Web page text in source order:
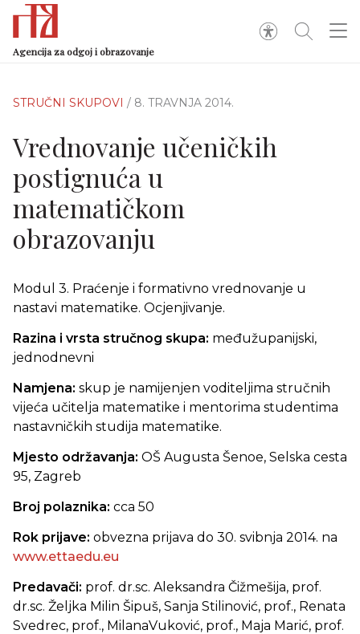
Agencija za odgoj i obrazovanje
STRUČNI SKUPOVI / 8. TRAVNJA 2014.
Vrednovanje učeničkih
postignuća u
matematičkom
obrazovanju
Modul 3. Praćenje i formativno vrednovanje u
nastavi matematike. Ocjenjivanje.
Razina i vrsta stručnog skupa: međužupanijski,
jednodnevni
Namjena: skup je namijenjen voditeljima stručnih
vijeća učitelja matematike i mentorima studentima
nastavničkih studija matematike.
Mjesto održavanja: OŠ Augusta Šenoe, Selska cesta
95, Zagreb
Broj polaznika: cca 50
Rok prijave: obvezna prijava do 30. svibnja 2014. na
www.ettaedu.eu
Predavači: prof. dr.sc. Aleksandra Čižmešija, prof.
dr.sc. Željka Milin Šipuš, Sanja Stilinović, prof., Renata
Svedrec, prof., MilanaVuković, prof., Maja Marić, prof.